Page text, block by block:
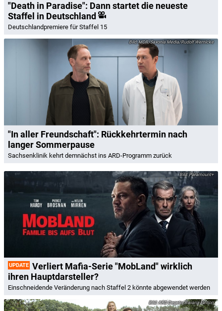
"Death in Paradise": Dann startet die neueste
Staffel in Deutschland
Deutschlandpremiere für Staffel 15
MDR/Saxonia Media/Rudolf Wernicke
"In aller Freundschaft": Rückkehrtermin nach
langer Sommerpause
Sachsenklinik kehrt demnächst ins ARD-Programm zurück
Paramount+
UPDATE Verliert Mafia-Serie "MobLand" wirklich
ihren Hauptdarsteller?
Einschneidende Veränderung nach Staffel 2 könnte abgewendet werden
ARD Degeto/Bavaria Fiction